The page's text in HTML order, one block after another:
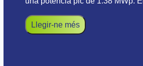
Llegir-ne més